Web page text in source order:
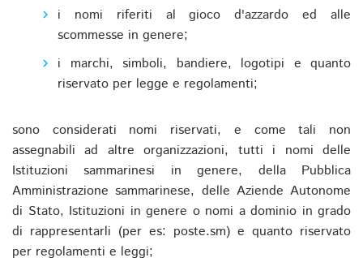
i nomi riferiti al gioco d'azzardo ed alle
scommesse in genere;
i marchi, simboli, bandiere, logotipi e quanto
riservato per legge e regolamenti;
sono considerati nomi riservati, e come tali non
assegnabili ad altre organizzazioni, tutti i nomi delle
Istituzioni sammarinesi in genere, della Pubblica
Amministrazione sammarinese, delle Aziende Autonome
di Stato, Istituzioni in genere o nomi a dominio in grado
di rappresentarli (per es: poste.sm) e quanto riservato
per regolamenti e leggi;